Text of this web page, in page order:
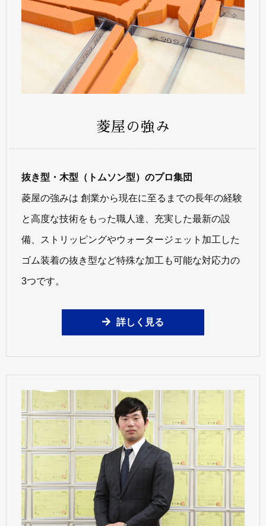
菱屋の強み
抜き型・木型（トムソン型）のプロ集団
菱屋の強みは 創業から現在に至るまでの長年の経験
と高度な技術をもった職人達、充実した最新の設
備、ストリッピングやウォータージェット加工した
ゴム装着の抜き型など特殊な加工も可能な対応力の
3つです。
詳しく見る